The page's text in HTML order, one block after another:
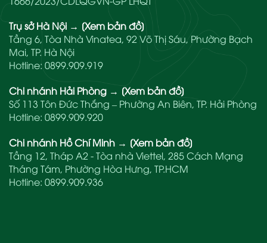
Trụ sở Hà Nội → [Xem bản đồ]
Tầng 6, Tòa Nhà Vinatea, 92 Võ Thị Sáu, Phường Bạch
Mai, TP. Hà Nội
Hotline: 0899.909.919
Chi nhánh Hải Phòng → [Xem bản đồ]
Số 113 Tôn Đức Thắng – Phường An Biên, TP. Hải Phòng
Hotline: 0899.909.920
Chi nhánh Hồ Chí Minh → [Xem bản đồ]
Tầng 12, Tháp A2 - Tòa nhà Viettel, 285 Cách Mạng
Tháng Tám, Phường Hòa Hưng, TP.HCM
Hotline: 0899.909.936